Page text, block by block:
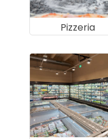
Pizzeria